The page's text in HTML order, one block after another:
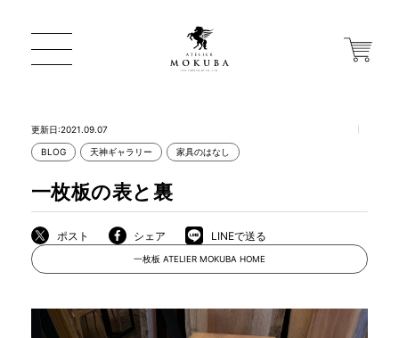
店舗から探す
更新日:2021.09.07
BLOG 天神ギャラリー 家具のはなし
一枚板の表と裏
ポスト シェア LINEで送る
一枚板 ATELIER MOKUBA HOME